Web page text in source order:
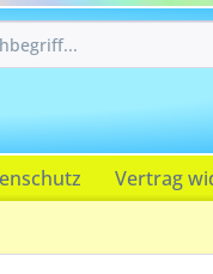
Vertrag